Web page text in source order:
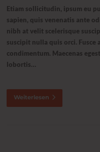
Etiam sollicitudin, ipsum eu
sapien, quis venenatis ante
nibh at velit scelerisque
suscipit nulla quis orci. Fusce
condimentum. Maecenas
lobortis…
Weiterlesen